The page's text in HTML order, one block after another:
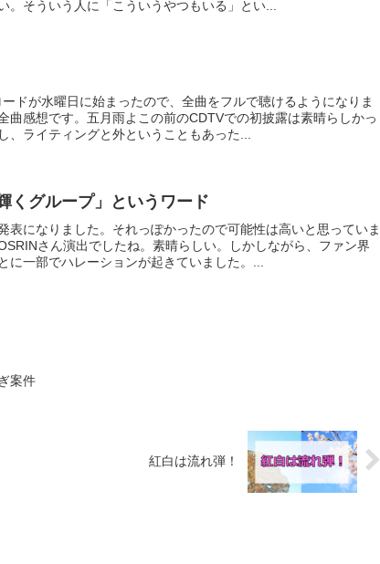
。そういう人に「こういうやつもいる」とい...
ドが水曜日に始まったので、全曲をフルで聴けるようになりま
曲感想です。五月雨よこの前のCDTVでの初披露は素晴らしかっ
、ライティングと外ということもあった...
くグループ」というワード
表になりました。それっぽかったので可能性は高いと思っていま
さん演出でしたね。素晴らしい。しかしながら、ファン界
に一部でハレーションが起きていました。...
案件
紅白は流れ弾！